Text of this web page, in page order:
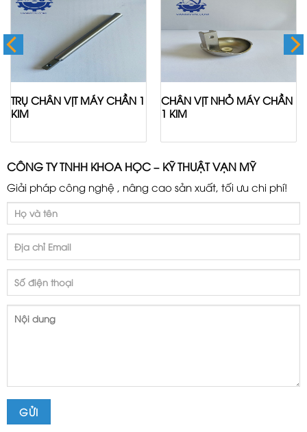
TRỤ CHÂN VỊT MÁY CHẦN 1
KIM
CHÂN VỊT NHỎ MÁY CHẦN
1 KIM
CÔNG TY TNHH KHOA HỌC – KỸ THUẬT VẠN MỸ
Giải pháp công nghệ , nâng cao sản xuất, tối ưu chi phí!